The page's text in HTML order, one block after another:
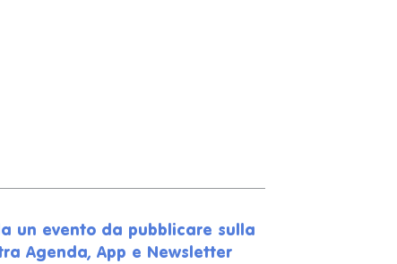
un evento da pubblicare sulla
Agenda, App e Newsletter